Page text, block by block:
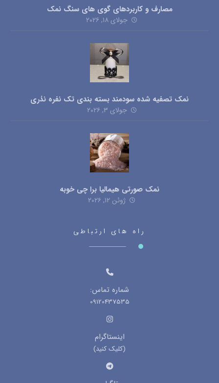
مصارف و کاربردهای گوی های سنگ نمک
جولای ۱۸, ۲۰۲۶
نمک تصفیه شده سودمند بسته بندی تک نفره نذری
جولای ۳, ۲۰۲۶
نمک صورتی هیمالیا برا چی خوبه
ژوئن ۱۲, ۲۰۲۶
راه های ارتباطی
شماره تماس:
09120437535
اینستاگرام
(کلیک کنید)